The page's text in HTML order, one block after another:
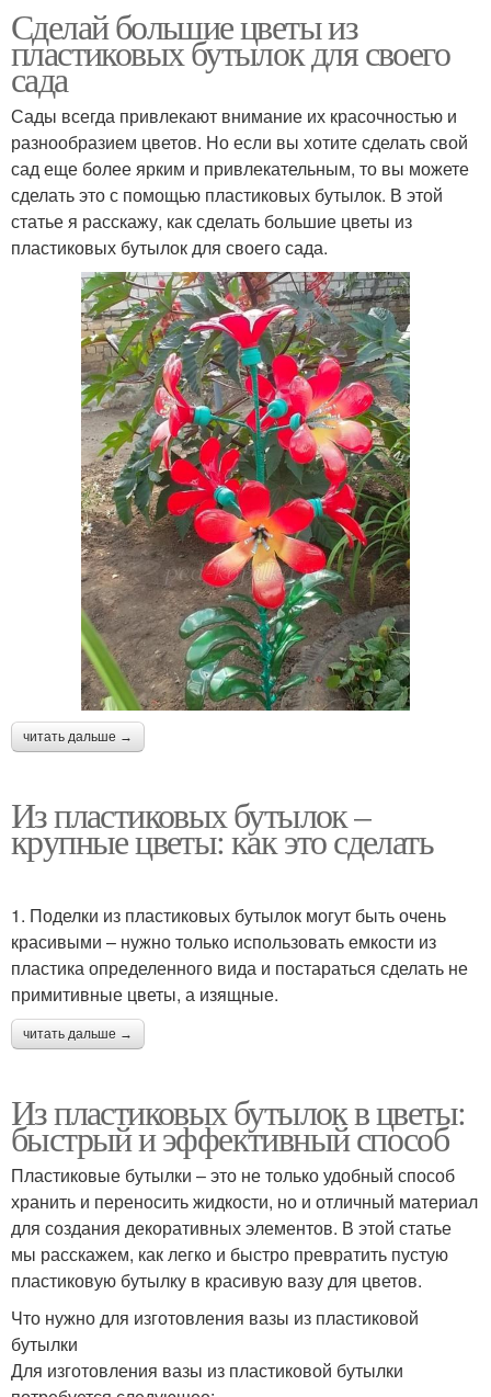
Сделай большие цветы из
пластиковых бутылок для своего
сада
Сады всегда привлекают внимание их красочностью и
разнообразием цветов. Но если вы хотите сделать свой
сад еще более ярким и привлекательным, то вы можете
сделать это с помощью пластиковых бутылок. В этой
статье я расскажу, как сделать большие цветы из
пластиковых бутылок для своего сада.
читать дальше →
Из пластиковых бутылок –
крупные цветы: как это сделать
1. Поделки из пластиковых бутылок могут быть очень
красивыми – нужно только использовать емкости из
пластика определенного вида и постараться сделать не
примитивные цветы, а изящные.
читать дальше →
Из пластиковых бутылок в цветы:
быстрый и эффективный способ
Пластиковые бутылки – это не только удобный способ
хранить и переносить жидкости, но и отличный материал
для создания декоративных элементов. В этой статье
мы расскажем, как легко и быстро превратить пустую
пластиковую бутылку в красивую вазу для цветов.
Что нужно для изготовления вазы из пластиковой
бутылки
Для изготовления вазы из пластиковой бутылки